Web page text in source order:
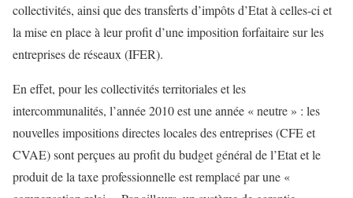
collectivités, ainsi que des transferts d’impôts d’Etat à celles-ci et
la mise en place à leur profit d’une imposition forfaitaire sur les
entreprises de réseaux (IFER).
En effet, pour les collectivités territoriales et les
intercommunalités, l’année 2010 est une année « neutre » : les
nouvelles impositions directes locales des entreprises (CFE et
CVAE) sont perçues au profit du budget général de l’Etat et le
produit de la taxe professionnelle est remplacé par une «